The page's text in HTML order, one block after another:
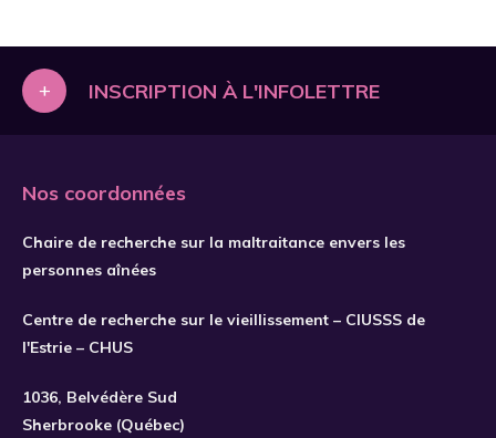
+ INSCRIPTION À L'INFOLETTRE
Nos coordonnées
Chaire de recherche sur la maltraitance envers les
personnes aînées
Centre de recherche sur le vieillissement – CIUSSS de
l'Estrie – CHUS
1036, Belvédère Sud
Sherbrooke (Québec)